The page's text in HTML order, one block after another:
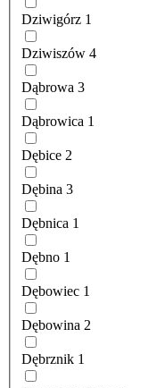
Dziwigórz 1
Dziwiszów 4
Dąbrowa 3
Dąbrowica 1
Dębice 2
Dębina 3
Dębnica 1
Dębno 1
Dębowiec 1
Dębowina 2
Dębrznik 1